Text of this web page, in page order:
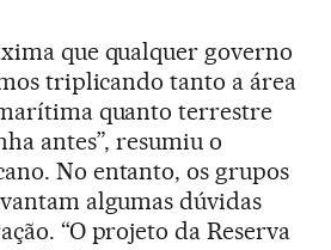
que qualquer governo
triplicando tanto a área
quanto terrestre
antes”, resumiu o
No entanto, os grupos
algumas dúvidas
“O projeto da Reserva